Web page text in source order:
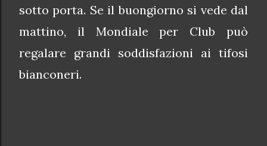
sotto porta. Se il buongiorno si vede dal
mattino, il Mondiale per Club può
regalare grandi soddisfazioni ai tifosi
bianconeri.